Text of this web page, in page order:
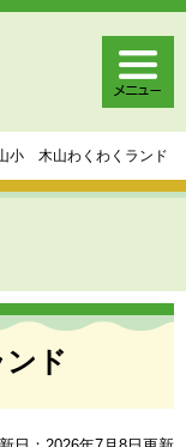
小 木山わくわくランド
ド